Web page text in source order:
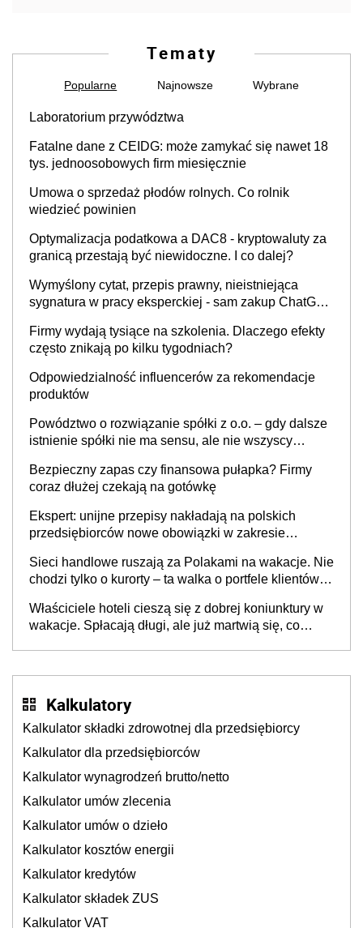
Tematy
Popularne Najnowsze Wybrane
Laboratorium przywództwa
Fatalne dane z CEIDG: może zamykać się nawet 18
tys. jednoosobowych firm miesięcznie
Umowa o sprzedaż płodów rolnych. Co rolnik
wiedzieć powinien
Optymalizacja podatkowa a DAC8 - kryptowaluty za
granicą przestają być niewidoczne. I co dalej?
Wymyślony cytat, przepis prawny, nieistniejąca
sygnatura w pracy eksperckiej - sam zakup ChatGPT
Firmy wydają tysiące na szkolenia. Dlaczego efekty
często znikają po kilku tygodniach?
Odpowiedzialność influencerów za rekomendacje
produktów
Powództwo o rozwiązanie spółki z o.o. – gdy dalsze
istnienie spółki nie ma sensu, ale nie wszyscy
Bezpieczny zapas czy finansowa pułapka? Firmy
coraz dłużej czekają na gotówkę
Ekspert: unijne przepisy nakładają na polskich
przedsiębiorców nowe obowiązki w zakresie
Sieci handlowe ruszają za Polakami na wakacje. Nie
chodzi tylko o kurorty – ta walka o portfele klientów
cichu
Właściciele hoteli cieszą się z dobrej koniunktury w
wakacje. Spłacają długi, ale już martwią się, co
Kalkulatory
Kalkulator składki zdrowotnej dla przedsiębiorcy
Kalkulator dla przedsiębiorców
Kalkulator wynagrodzeń brutto/netto
Kalkulator umów zlecenia
Kalkulator umów o dzieło
Kalkulator kosztów energii
Kalkulator kredytów
Kalkulator składek ZUS
Kalkulator VAT